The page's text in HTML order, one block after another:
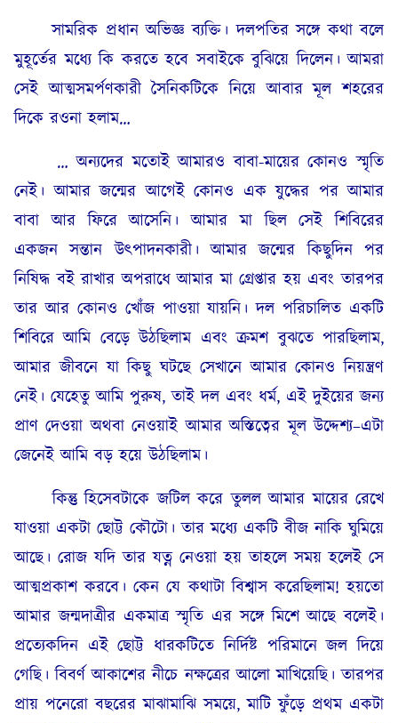
সামরিক প্রধান অভিজ্ঞ ব্যক্তি। দলপতির সঙ্গে কথা বলে
মুহূর্তের মধ্যে কি করতে হবে সবাইকে বুঝিয়ে দিলেন। আমরা
সেই আত্মসমর্পণকারী সৈনিকটিকে নিয়ে আবার মূল শহরের
দিকে রওনা হলাম…
… অন্যদের মতোই আমারও বাবা-মায়ের কোনও স্মৃতি
নেই। আমার জন্মের আগেই কোনও এক যুদ্ধের পর আমার
বাবা আর ফিরে আসেনি। আমার মা ছিল সেই শিবিরের
একজন সন্তান উৎপাদনকারী। আমার জন্মের কিছুদিন পর
নিষিদ্ধ বই রাখার অপরাধে আমার মা গ্রেপ্তার হয় এবং তারপর
তার আর কোনও খোঁজ পাওয়া যায়নি। দল পরিচালিত একটি
শিবিরে আমি বেড়ে উঠছিলাম এবং ক্রমশ বুঝতে পারছিলাম,
আমার জীবনে যা কিছু ঘটছে সেখানে আমার কোনও নিয়ন্ত্রণ
নেই। যেহেতু আমি পুরুষ, তাই দল এবং ধর্ম, এই দুইয়ের জন্য
প্রাণ দেওয়া অথবা নেওয়াই আমার অস্তিত্বের মূল উদ্দেশ্য–এটা
জেনেই আমি বড় হয়ে উঠছিলাম।
কিন্তু হিসেবটাকে জটিল করে তুলল আমার মায়ের রেখে
যাওয়া একটা ছোট্ট কৌটো। তার মধ্যে একটি বীজ নাকি ঘুমিয়ে
আছে। রোজ যদি তার যত্ন নেওয়া হয় তাহলে সময় হলেই সে
আত্মপ্রকাশ করবে। কেন যে কথাটা বিশ্বাস করেছিলাম! হয়তো
আমার জন্মদাত্রীর একমাত্র স্মৃতি এর সঙ্গে মিশে আছে বলেই।
প্রত্যেকদিন এই ছোট্ট ধারকটিতে নির্দিষ্ট পরিমানে জল দিয়ে
গেছি। বিবর্ণ আকাশের নীচে নক্ষত্রের আলো মাখিয়েছি। তারপর
প্রায় পনেরো বছরের মাঝামাঝি সময়ে, মাটি ফুঁড়ে প্রথম একটা